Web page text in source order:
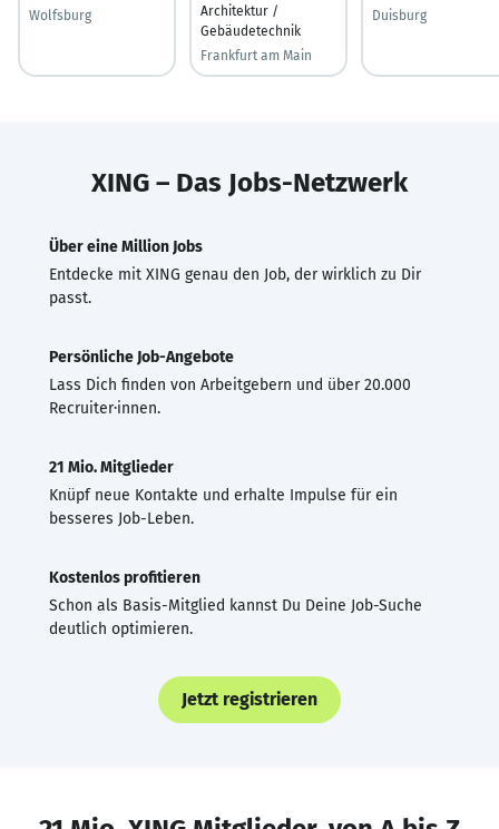
Wolfsburg
Architektur /
Gebäudetechnik
Frankfurt am Main
Duisburg
XING – Das Jobs-Netzwerk
Über eine Million Jobs
Entdecke mit XING genau den Job, der wirklich zu Dir
passt.
Persönliche Job-Angebote
Lass Dich finden von Arbeitgebern und über 20.000
Recruiter·innen.
21 Mio. Mitglieder
Knüpf neue Kontakte und erhalte Impulse für ein
besseres Job-Leben.
Kostenlos profitieren
Schon als Basis-Mitglied kannst Du Deine Job-Suche
deutlich optimieren.
Jetzt registrieren